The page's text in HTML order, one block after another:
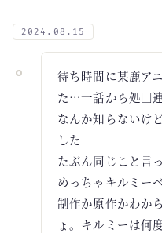
2024.08.15
待ち時間に某鹿ア
た…一話から処□
なんか知らないけ
した
たぶん同じこと言
めっちゃキルミー
制作か原作かわか
ょ。キルミーは何